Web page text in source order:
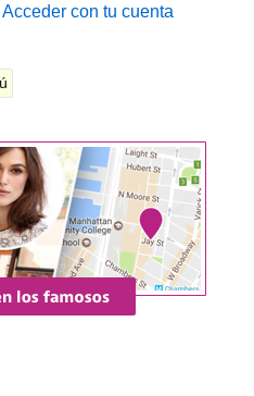
Acceder con tu cuenta